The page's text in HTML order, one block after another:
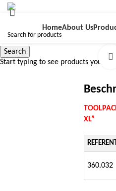
HomeAbout Us
XL”
360.032
Search
Start typing to see products you